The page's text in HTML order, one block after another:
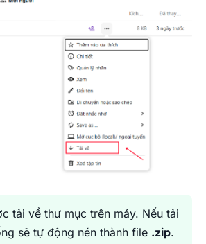
tải về thư mục trên máy. Nếu tải
sẽ tự động nén thành file .zip.